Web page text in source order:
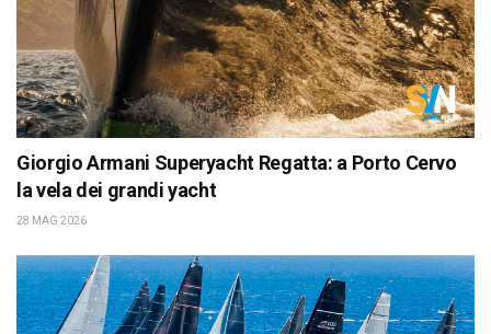
Giorgio Armani Superyacht Regatta: a Porto Cervo
la vela dei grandi yacht
28 MAG 2026